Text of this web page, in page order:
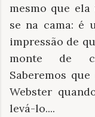
mesmo que
se na cama: é
impressão de
monte de
Saberemos
Webster
levá-lo....